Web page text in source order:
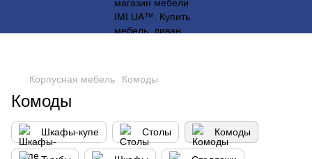
Корпусная мебель Комоды
Комоды
Шкафы-купе Столы Комоды